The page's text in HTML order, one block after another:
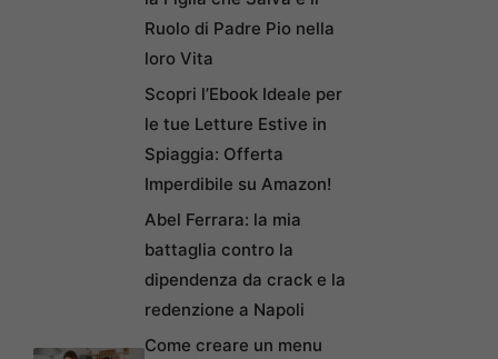
Ruolo di Padre Pio nella
loro Vita
Scopri l’Ebook Ideale per
le tue Letture Estive in
Spiaggia: Offerta
Imperdibile su Amazon!
Abel Ferrara: la mia
battaglia contro la
dipendenza da crack e la
redenzione a Napoli
Come creare un menu